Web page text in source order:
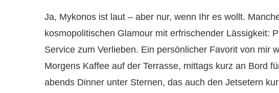
Ja, Mykonos ist laut – aber nur, wenn Ihr es wollt.
kosmopolitischen Glamour mit erfrischender Lässigkeit:
Service zum Verlieben. Ein persönlicher Favorit von mir
Morgens Kaffee auf der Terrasse, mittags kurz an Bord
abends Dinner unter Sternen, das auch den Jetsetern